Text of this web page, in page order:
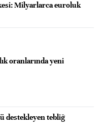
Milyarlarca euroluk
oranlarında yeni
destekleyen tebliğ